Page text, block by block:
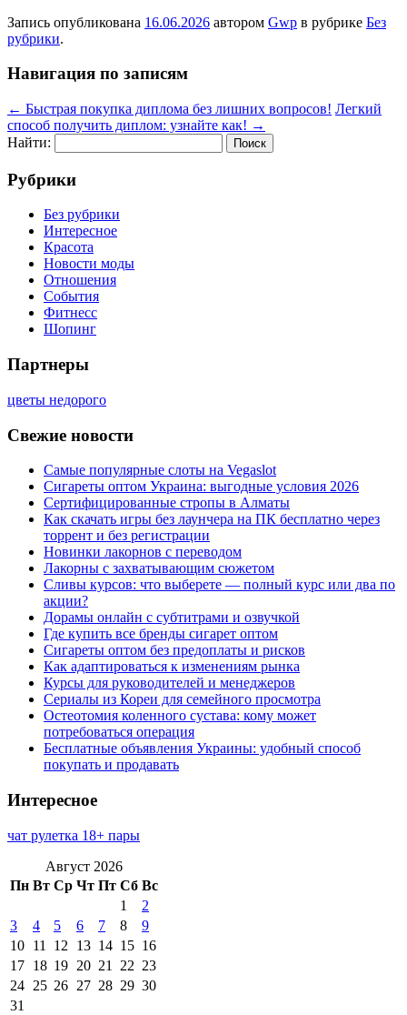
Запись опубликована 16.06.2026 автором Gwp в рубрике Без
рубрики.
Навигация по записям
← Быстрая покупка диплома без лишних вопросов! Легкий
способ получить диплом: узнайте как! →
Найти:
Рубрики
Без рубрики
Интересное
Красота
Новости моды
Отношения
События
Фитнесс
Шопинг
Партнеры
цветы недорого
Свежие новости
Самые популярные слоты на Vegaslot
Сигареты оптом Украина: выгодные условия 2026
Сертифицированные стропы в Алматы
Как скачать игры без лаунчера на ПК бесплатно через
торрент и без регистрации
Новинки лакорнов с переводом
Лакорны с захватывающим сюжетом
Сливы курсов: что выберете — полный курс или два по
акции?
Дорамы онлайн с субтитрами и озвучкой
Где купить все бренды сигарет оптом
Сигареты оптом без предоплаты и рисков
Как адаптироваться к изменениям рынка
Курсы для руководителей и менеджеров
Сериалы из Кореи для семейного просмотра
Остеотомия коленного сустава: кому может
потребоваться операция
Бесплатные объявления Украины: удобный способ
покупать и продавать
Интересное
чат рулетка 18+ пары
Август 2026
Пн Вт Ср Чт Пт Сб Вс
1
2
3
4 5 6 7 8
9
10 11 12 13 14 15 16
17 18 19 20 21 22 23
24 25 26 27 28 29 30
31